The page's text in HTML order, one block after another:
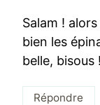
Salam !
bien les
belle, bisous !
Répondre